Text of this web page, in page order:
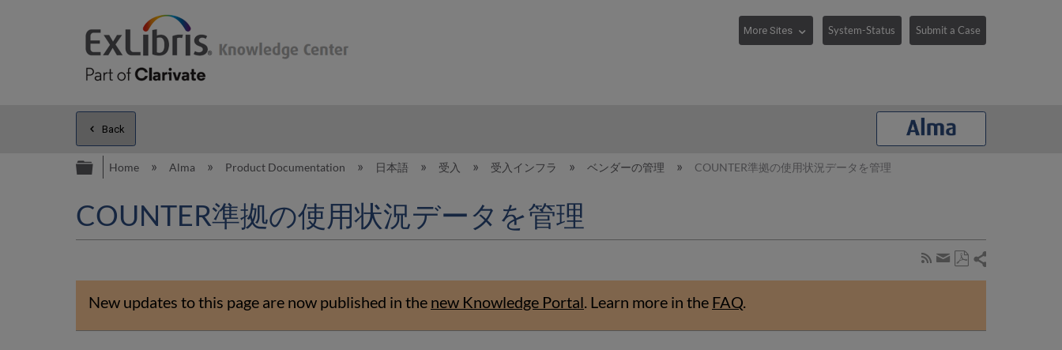
System-Status Submit a Case
Back
Expand/collapse global hierarchy
Home Alma Product Documentation 日本語 受入 受入インフラ ベンダーの管理 COUNTER準拠の使用状況データを管理
COUNTER準拠の使用状況データを管理
Subscribe
by
Share
page Share
New updates to this page are now published in the new Knowledge Portal. Learn more in the FAQ.